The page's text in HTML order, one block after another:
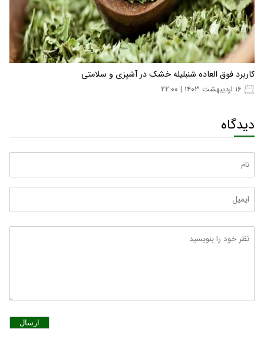
کاربرد فوق ‌العاده شنبلیله خشک در آشپزی و سلامتی
دیدگاه
ارسال